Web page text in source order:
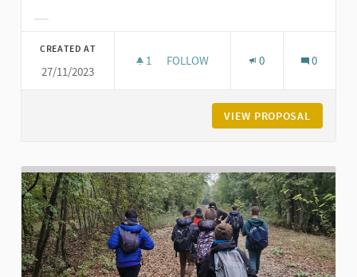
CREATED AT
27/11/2023
1 1 FOLLOWER
FOLLOW 0 0
VIEW PROPOSAL